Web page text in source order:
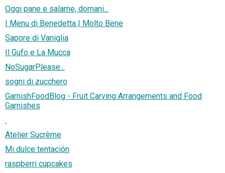
Oggi pane e salame, domani...
I Menu di Benedetta | Molto Bene
Sapore di Vaniglia
Il Gufo e La Mucca
NoSugarPlease...
sogni di zucchero
GarnishFoodBlog - Fruit Carving Arrangements and Food
Garnishes
.
Atelier Sucrème
Mi dulce tentación
raspberri cupcakes